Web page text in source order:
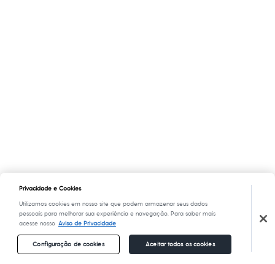
Privacidade e Cookies
Utilizamos cookies em nosso site que podem armazenar seus dados
pessoais para melhorar sua experiência e navegação. Para saber mais
acesse nosso Aviso de Privacidade
Configuração de cookies Aceitar todos os cookies